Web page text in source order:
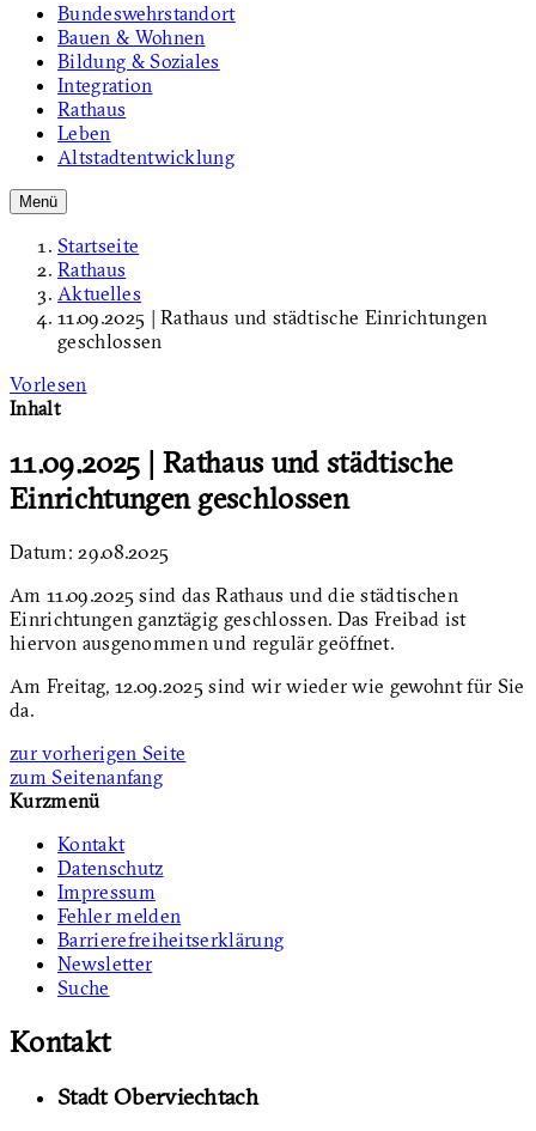
Bundeswehrstandort
Bauen & Wohnen
Bildung & Soziales
Integration
Rathaus
Leben
Altstadtentwicklung
Menü
Startseite
Rathaus
Aktuelles
11.09.2025 | Rathaus und städtische Einrichtungen
geschlossen
Vorlesen
Inhalt
11.09.2025 | Rathaus und städtische
Einrichtungen geschlossen
Datum:29.08.2025
Am 11.09.2025 sind das Rathaus und die städtischen
Einrichtungen ganztägig geschlossen. Das Freibad ist
hiervon ausgenommen und regulär geöffnet.
Am Freitag, 12.09.2025 sind wir wieder wie gewohnt für Sie
da.
zur vorherigen Seite
zum Seitenanfang
Kurzmenü
Kontakt
Datenschutz
Impressum
Fehler melden
Barrierefreiheitserklärung
Newsletter
Suche
Kontakt
Stadt Oberviechtach